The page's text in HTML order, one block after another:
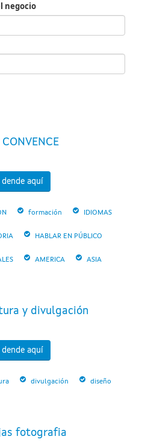
negocio
dende aquí
formación IDIOMAS
HABLAR EN PÚBLICO
AMERICA ASIA
y divulgación
dende aquí
divulgación diseño
fotografia